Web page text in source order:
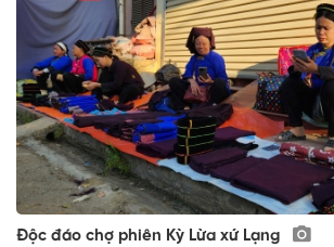
Độc đáo chợ phiên Kỳ Lừa xứ Lạng